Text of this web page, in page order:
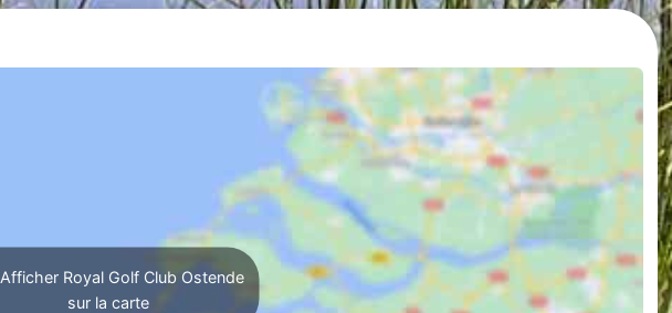
Afficher Royal Golf Club Ostende
sur la carte